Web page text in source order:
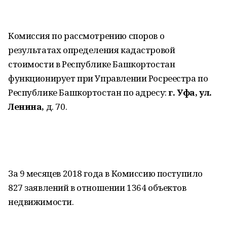
Комиссия по рассмотрению споров о
результатах определения кадастровой
стоимости в Республике Башкортостан
функционирует при Управлении Росреестра по
Республике Башкортостан по адресу:г. Уфа, ул.
Ленина, д. 70.
За 9 месяцев 2018 года в Комиссию поступило
827 заявлений в отношении 1364 объектов
недвижимости.